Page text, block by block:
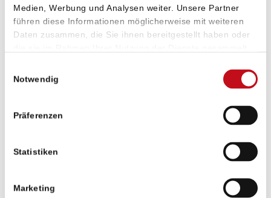
Medien, Werbung und Analysen weiter. Unsere Partner
führen diese Informationen möglicherweise mit weiteren
Daten zusammen, die Sie ihnen bereitgestellt haben oder
Sie unsere Webseite weiterhin nutzen.
Notwendig
Präferenzen
Statistiken
Marketing
TYPO3 CMS und Webdesign
Individuelles Templatedesign
Mehrsprachigkeit
TYPO3 Extension (Erweiterung) Programmierung
und Einbindung
TYPO3 Shopanbindung